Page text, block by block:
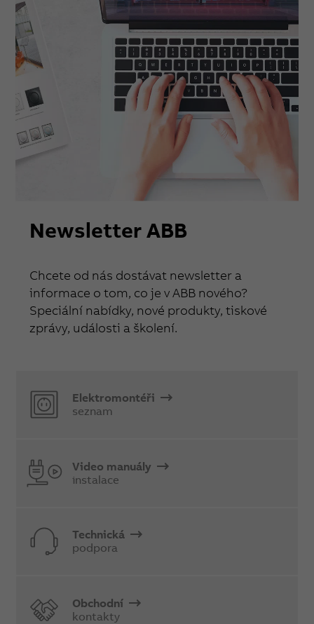
Newsletter ABB
Chcete od nás dostávat newsletter a
informace o tom, co je v ABB nového?
Speciální nabídky, nové produkty, tiskové
zprávy, události a školení.
Elektromontéři
seznam
Video manuály
instalace
Technická
podpora
Obchodní
kontakty